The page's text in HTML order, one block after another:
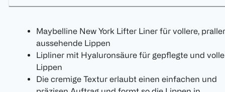
Maybelline New York Lifter Liner für vollere, praller
aussehende Lippen
Lipliner mit Hyaluronsäure für gepflegte und volle
Lippen
Die cremige Textur erlaubt einen einfachen und